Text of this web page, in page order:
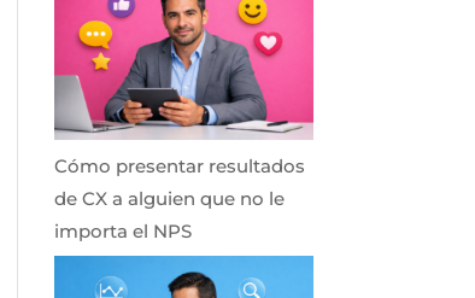
Cómo presentar resultados
de CX a alguien que no le
importa el NPS